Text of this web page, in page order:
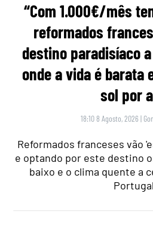
“Com 1.000€/mês
reformados
destino paradisíaco
onde a vida é barata
sol por
18:10 8 Agosto, 2026 |
Reformados franceses vão
e optando por este destino
baixo e o clima quente a
Portugal